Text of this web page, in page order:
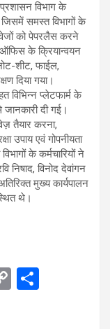
प्रशासन विभाग के
जिसमें समस्त विभागों के
को पेपरलैस करने
ऑफिस के क्रियान्वयन
शीट, फाईल,
दिया गया।
विभिन्न प्लेटफार्म के
जानकारी दी गई।
तैयार करना,
उपाय एवं गोपनीयता
के कर्मचारियों ने
निषाद, विनोद देवांगन
मुख्य कार्यपालन
थे।
C